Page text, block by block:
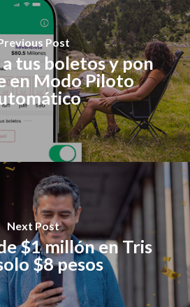
Post
tus boletos y pon
en Modo Piloto
Next Post
$1 millón en Tris
$8 pesos